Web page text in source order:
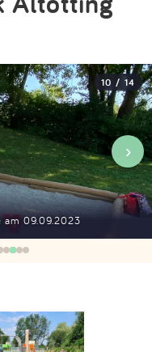
am 09.09.2023
10 / 14
›